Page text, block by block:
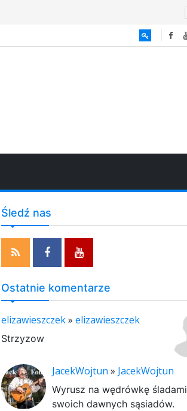
Śledź nas
Ostatnie komentarze
elizawieszczek» elizawieszczek
Strzyzow
JacekWojtun » JacekWojtun
Wyrusz na wędrówkę śladami
swoich dawnych sąsiadów.